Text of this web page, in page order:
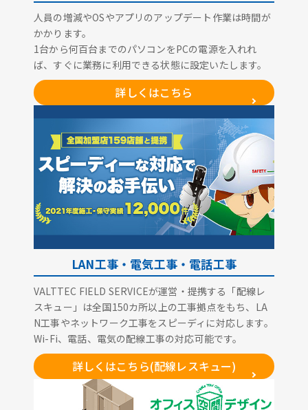
人員の増減やOSやアプリのアップデート作業は時間が
かかります。
1台から何百台までのパソコンをPCの電源を入れれ
ば、すぐに業務に利用できる状態に設定いたします。
詳しくはこちら
LAN工事・電気工事・電話工事
VALTTEC FIELD SERVICEが運営・提携する「配線レ
スキュー」は全国150カ所以上の工事拠点をもち、LA
N工事やネットワーク工事をスピーディに対応します。
Wi-Fi、電話、電気の配線工事の対応可能です。
詳しくはこちら(配線レスキュー)